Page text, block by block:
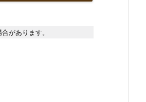
があります。